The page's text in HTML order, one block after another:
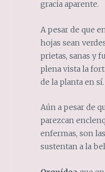
gracia aparente.
A pesar de que
hojas sean
prietas, sanas y
plena vista la
de la planta en sí.
Aún a pesar de
parezcan
enfermas, son
sustentan a la